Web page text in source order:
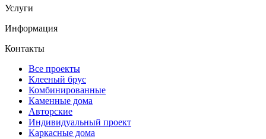
Услуги
Информация
Контакты
Все проекты
Клееный брус
Комбинированные
Каменные дома
Авторские
Индивидуальный проект
Каркасные дома